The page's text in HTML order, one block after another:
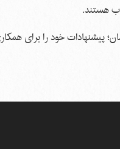
هستند.
پیشنهادات خود را برای